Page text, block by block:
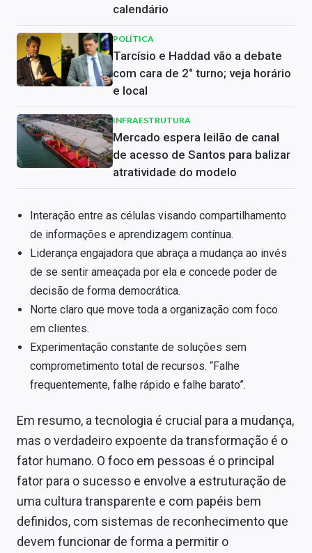
calendário
POLÍTICA
Tarcísio e Haddad vão a debate
com cara de 2° turno; veja horário
e local
INFRAESTRUTURA
Mercado espera leilão de canal
de acesso de Santos para balizar
atratividade do modelo
Interação entre as células visando compartilhamento
de informações e aprendizagem contínua.
Liderança engajadora que abraça a mudança ao invés
de se sentir ameaçada por ela e concede poder de
decisão de forma democrática.
Norte claro que move toda a organização com foco
em clientes.
Experimentação constante de soluções sem
comprometimento total de recursos. “Falhe
frequentemente, falhe rápido e falhe barato”.
Em resumo, a tecnologia é crucial para a mudança,
mas o verdadeiro expoente da transformação é o
fator humano. O foco em pessoas é o principal
fator para o sucesso e envolve a estruturação de
uma cultura transparente e com papéis bem
definidos, com sistemas de reconhecimento que
devem funcionar de forma a permitir o